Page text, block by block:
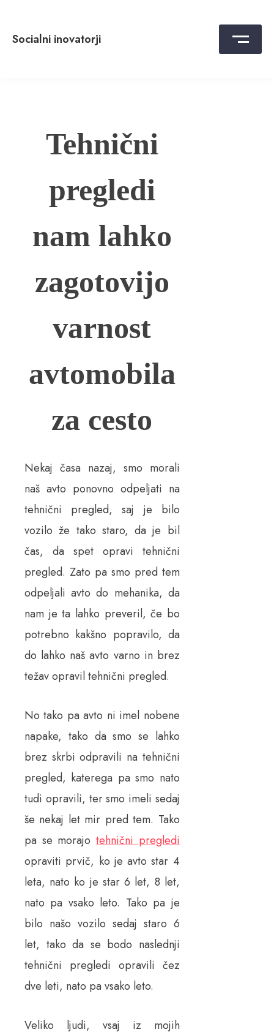
content
Socialni inovatorji
Tehnični
pregledi
nam lahko
zagotovijo
varnost
avtomobila
za cesto
Nekaj časa nazaj, smo morali
naš avto ponovno odpeljati na
tehnični pregled, saj je bilo
vozilo že tako staro, da je bil
čas, da spet opravi tehnični
pregled. Zato pa smo pred tem
odpeljali avto do mehanika, da
nam je ta lahko preveril, če bo
potrebno kakšno popravilo, da
do lahko naš avto varno in brez
težav opravil tehnični pregled.
No tako pa avto ni imel nobene
napake, tako da smo se lahko
brez skrbi odpravili na tehnični
pregled, katerega pa smo nato
tudi opravili, ter smo imeli sedaj
še nekaj let mir pred tem. Tako
pa se morajotehnični pregledi
opraviti prvič, ko je avto star 4
leta, nato ko je star 6 let, 8 let,
nato pa vsako leto. Tako pa je
bilo našo vozilo sedaj staro 6
let, tako da se bodo naslednji
tehnični pregledi opravili čez
dve leti, nato pa vsako leto.
Veliko ljudi, vsaj iz mojih